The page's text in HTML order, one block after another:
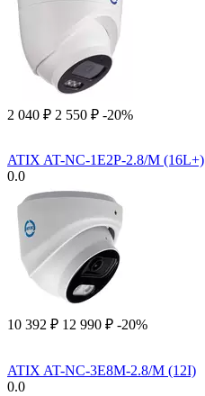
2 040 ₽ 2 550 ₽ -20%
ATIX AT-NC-1E2P-2.8/M (16L+)
0.0
10 392 ₽ 12 990 ₽ -20%
ATIX AT-NC-3E8M-2.8/M (12I)
0.0